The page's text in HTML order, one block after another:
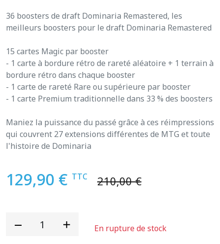
36 boosters de draft Dominaria Remastered, les
meilleurs boosters pour le draft Dominaria Remastered
15 cartes Magic par booster
- 1 carte à bordure rétro de rareté aléatoire + 1 terrain à
bordure rétro dans chaque booster
- 1 carte de rareté Rare ou supérieure par booster
- 1 carte Premium traditionnelle dans 33 % des boosters
Maniez la puissance du passé grâce à ces réimpressions
qui couvrent 27 extensions différentes de MTG et toute
l'histoire de Dominaria
129,90 € TTC 210,00 €
En rupture de stock